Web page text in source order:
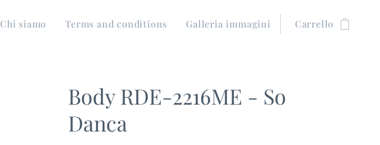
Chi siamo Terms and conditions Galleria immagini Carrello
Body RDE-2216ME - So
Danca